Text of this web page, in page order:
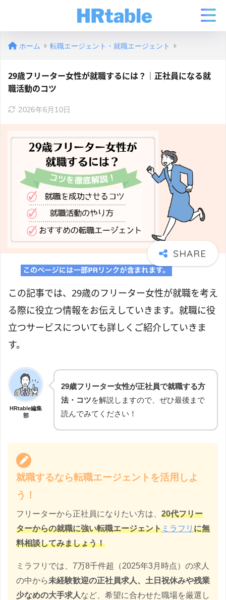
ホーム 転職エージェント・就職エージェント
29歳フリーター女性が就職するには？｜正社員になる就
職活動のコツ
2026年6月10日
この記事では、29歳のフリーター女性が就職を考え
る際に役立つ情報をお伝えしていきます。就職に役
立つサービスについても詳しくご紹介していきま
す。
HRtable編集
部
29歳フリーター女性が正社員で就職する方
法・コツを解説しますので、ぜひ最後まで
読んでみてください！
就職するなら転職エージェントを活用しよ
う！
フリーターから正社員になりたい方は、 20代フリー
ターからの就職に強い転職エージェント ミラフリ に無
料相談してみましょう！
ミラフリでは、7万8千件超（2025年3月時点）の求人
の中から未経験歓迎の正社員求人、土日祝休みや残業
少なめの大手求人など、希望に合わせた職場を厳選し